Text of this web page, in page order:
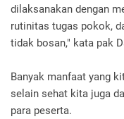
dilaksanakan dengan
rutinitas tugas pokok,
tidak bosan," kata pak
Banyak manfaat yang
selain sehat kita juga
para peserta.